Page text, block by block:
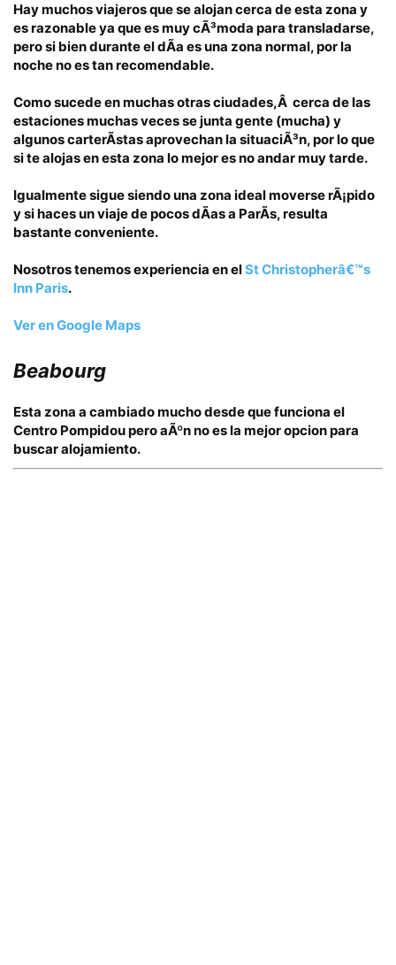
Hay muchos viajeros que se alojan cerca de esta zona y
es razonable ya que es muy cÃ³moda para transladarse,
pero si bien durante el dÃ­a es una zona normal,por la
noche no es tan recomendable.
Como sucede en muchas otras ciudades,Â cerca de las
estacionesmuchas veces se junta gente (mucha) y
algunos carterÃ­stas aprovechan la situaciÃ³n, por lo que
si te alojas en esta zona lo mejor esno andar muy tarde.
Igualmente sigue siendo una zona ideal moverse rÃ¡pido
y si haces un viaje de pocos dÃ­as a ParÃ­s, resulta
bastante conveniente.
Nosotros tenemos experiencia en elSt Christopherâ€™s
Inn Paris.
Ver en Google Maps
Beabourg
Esta zona a cambiado mucho desde que funciona el
Centro Pompidoupero aÃºn no es la mejor opcion para
buscar alojamiento.